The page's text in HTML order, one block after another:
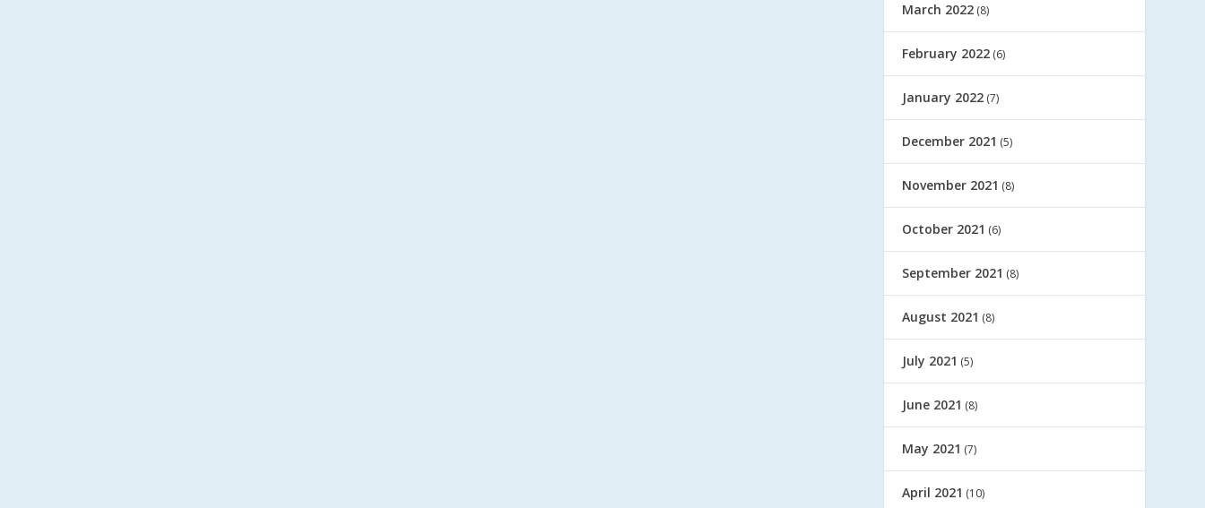
March 2022 (8)
February 2022 (6)
January 2022 (7)
December 2021 (5)
November 2021 (8)
October 2021 (6)
September 2021 (8)
August 2021 (8)
July 2021 (5)
June 2021 (8)
May 2021 (7)
April 2021 (10)